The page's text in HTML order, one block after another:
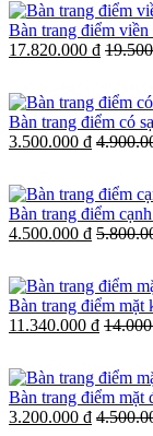
Bàn trang điểm
17.820.000 đ
Bàn trang điểm có
3.500.000 đ
Bàn trang điểm
4.500.000 đ
Bàn trang điểm
11.340.000 đ
Bàn trang điểm mặt
3.200.000 đ